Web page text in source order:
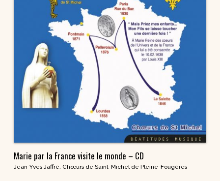
Marie par la France visite le monde – CD
Jean-Yves Jaffré, Chœurs de Saint-Michel de Pleine-Fougères